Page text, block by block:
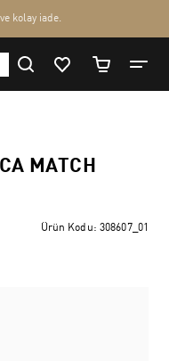
MATCH
Ürün Kodu: 308607_01